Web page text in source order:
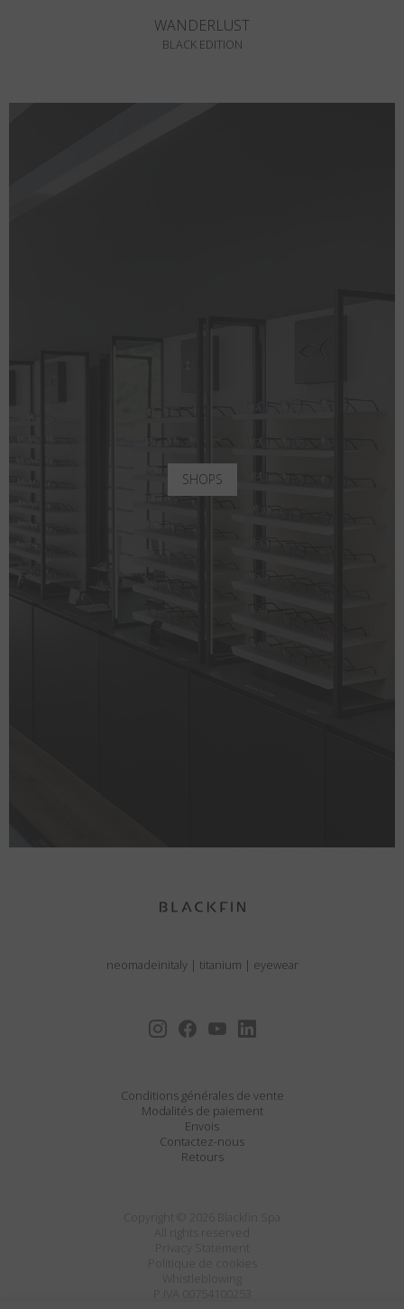
WANDERLUST
BLACK EDITION
SHOPS
neomadeinitaly | titanium | eyewear
Conditions générales de vente
Modalités de paiement
Envois
Contactez-nous
Retours
Privacy Statement